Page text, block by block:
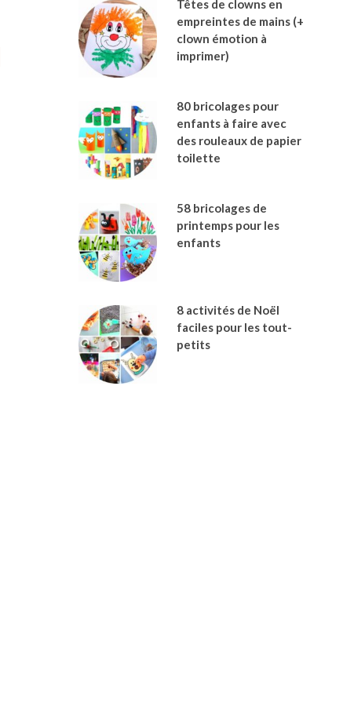
Têtes de clowns en
empreintes de mains (+
clown émotion à
imprimer)
80 bricolages pour
enfants à faire avec
des rouleaux de papier
toilette
58 bricolages de
printemps pour les
enfants
8 activités de Noël
faciles pour les tout-
petits